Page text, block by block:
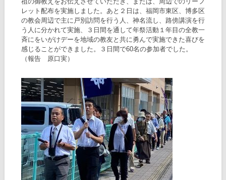
レット配布を実施しました。あと２日は、福岡市東区、博多区
の教会周辺で主に戸別訪問を行う人、神名流し、路傍講演を行
う人に分かれて実施、３日間を通して年祭活動１年目の全教一
斉にをいがけデーを地域の教友と共に勇んで実施できた喜びを
感じることができました。３日間で60名の参加者でした。
（報告 原口実）